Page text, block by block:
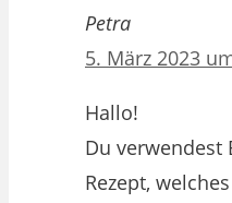
Petra
5. März 2023
Hallo!
Du verwendest
Rezept,